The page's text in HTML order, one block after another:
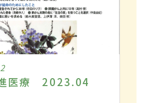
進医療 2023.04